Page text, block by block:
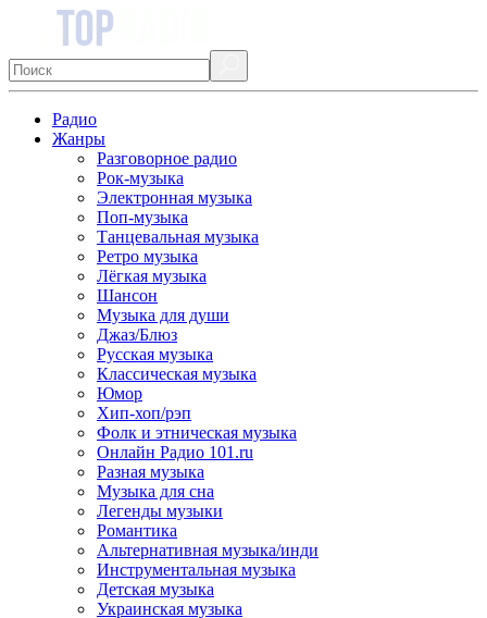
Радио
Жанры
Разговорное радио
Рок-музыка
Электронная музыка
Поп-музыка
Танцевальная музыка
Ретро музыка
Лёгкая музыка
Шансон
Музыка для души
Джаз/Блюз
Русская музыка
Классическая музыка
Юмор
Хип-хоп/рэп
Фолк и этническая музыка
Онлайн Радио 101.ru
Разная музыка
Музыка для сна
Легенды музыки
Романтика
Альтернативная музыка/инди
Инструментальная музыка
Детская музыка
Украинская музыка